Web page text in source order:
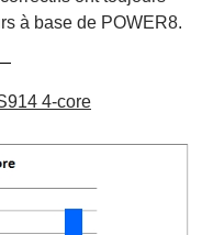
à base de POWER8.
4-core